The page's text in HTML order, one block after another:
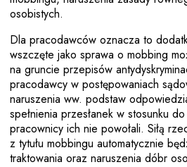
osobistych.
Dla pracodawców oznacza to
wszczęte jako sprawa o mobbing
na gruncie przepisów
pracodawcy w postępowaniach
naruszenia ww. podstaw
spełnienia przesłanek w stosunku
pracownicy ich nie powołali. Siłą
z tytułu mobbingu automatycznie
traktowania oraz naruszenia dóbr